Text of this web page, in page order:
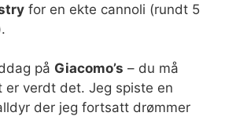
for en ekte cannoli (rundt 5
på Giacomo’s – du må
er verdt det. Jeg spiste en
der jeg fortsatt drømmer